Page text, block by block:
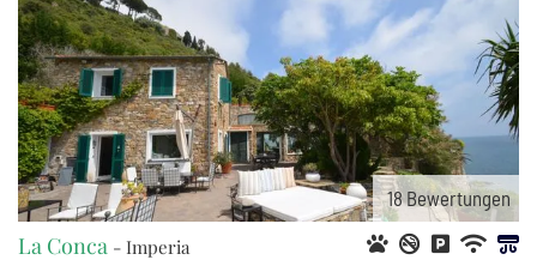
18Bewertungen
La Conca - Imperia